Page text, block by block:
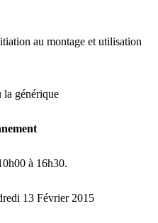
au montage et utilisation
générique
à 16h30.
13 Février 2015